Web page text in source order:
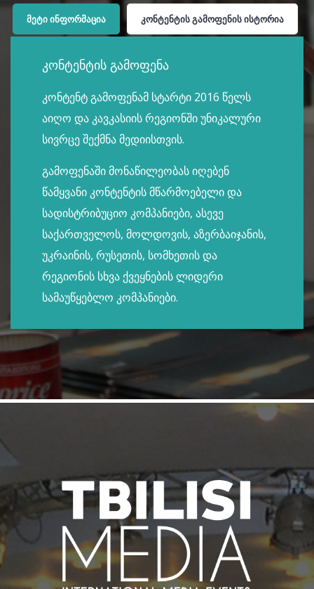
ᲛᲔᲢᲘ ᲘᲜᲤᲝᲠᲛᲐᲪᲘᲐ ᲙᲝᲜᲢᲔᲜᲢᲘᲡ ᲒᲐᲛᲝᲤᲔᲜᲘᲡ ᲘᲡᲢᲝᲠᲘᲐ
კონტენტის გამოფენა
კონტენტ გამოფენამ სტარტი 2016 წელს
აიღო და კავკასიის რეგიონში უნიკალური
სივრცე შექმნა მედიისთვის.
გამოფენაში მონაწილეობას იღებენ
წამყვანი კონტენტის მწარმოებელი და
სადისტრიბუციო კომპანიები, ასევე
საქართველოს, მოლდოვის, აზერბაიჯანის,
უკრაინის, რუსეთის, სომხეთის და
რეგიონის სხვა ქვეყნების ლიდერი
სამაუწყებლო კომპანიები.